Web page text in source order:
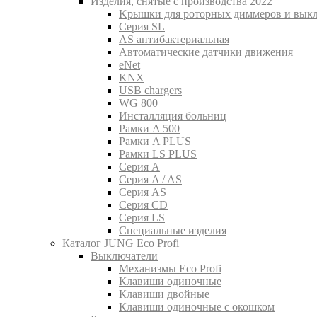
Kрышки для роторных диммеров и
Серия SL
AS антибактериальная
Aвтоматические датчики движения
eNet
KNX
USB chargers
WG 800
Инсталляция больниц
Рамки A 500
Рамки A PLUS
Рамки LS PLUS
Серия A
Серия A / AS
Серия AS
Серия CD
Серия LS
Специальные изделия
Каталог JUNG Eco Profi
Выключатели
Механизмы Eco Profi
Клавиши одиночные
Клавиши двойные
Клавиши одиночные с окошком